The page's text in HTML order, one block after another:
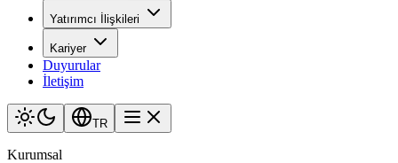
Yatırımcı İlişkileri
Kariyer
Duyurular
İletişim
TR
Kurumsal